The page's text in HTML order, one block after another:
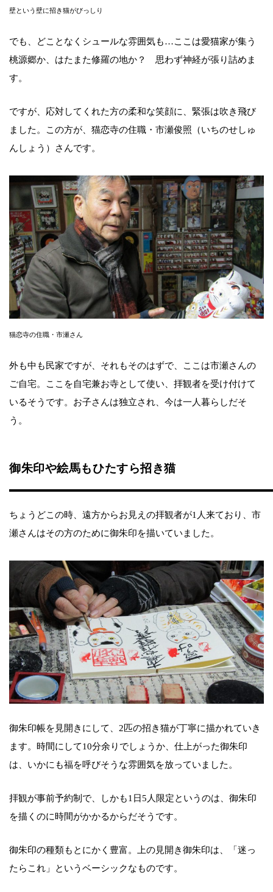
壁という壁に招き猫がびっしり
でも、どことなくシュールな雰囲気も…ここは愛猫家が集う
桃源郷か、はたまた修羅の地か？ 思わず神経が張り詰めま
す。
ですが、応対してくれた方の柔和な笑顔に、緊張は吹き飛び
ました。この方が、猫恋寺の住職・市瀬俊照（いちのせしゅ
んしょう）さんです。
猫恋寺の住職・市瀬さん
外も中も民家ですが、それもそのはずで、ここは市瀬さんの
ご自宅。ここを自宅兼お寺として使い、拝観者を受け付けて
いるそうです。お子さんは独立され、今は一人暮らしだそ
う。
御朱印や絵馬もひたすら招き猫
ちょうどこの時、遠方からお見えの拝観者が1人来ており、市
瀬さんはその方のために御朱印を描いていました。
御朱印帳を見開きにして、2匹の招き猫が丁寧に描かれていき
ます。時間にして10分余りでしょうか、仕上がった御朱印
は、いかにも福を呼びそうな雰囲気を放っていました。
拝観が事前予約制で、しかも1日5人限定というのは、御朱印
を描くのに時間がかかるからだそうです。
御朱印の種類もとにかく豊富。上の見開き御朱印は、「迷っ
たらこれ」というベーシックなものです。